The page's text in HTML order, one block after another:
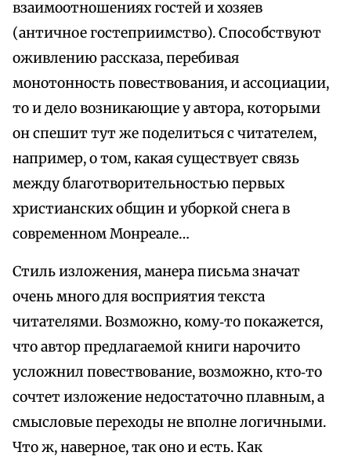
взаимоотношениях гостей и хозяев
(античное гостеприимство). Способствуют
оживлению рассказа, перебивая
монотонность повествования, и ассоциации,
то и дело возникающие у автора, которыми
он спешит тут же поделиться с читателем,
например, о том, какая существует связь
между благотворительностью первых
христианских общин и уборкой снега в
современном Монреале…
Стиль изложения, манера письма значат
очень много для восприятия текста
читателями. Возможно, кому‑то покажется,
что автор предлагаемой книги нарочито
усложнил повествование, возможно, кто‑то
сочтет изложение недостаточно плавным, а
смысловые переходы не вполне логичными.
Что ж, наверное, так оно и есть. Как